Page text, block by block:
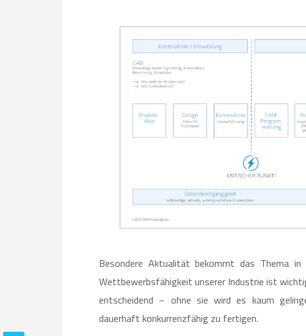
Besondere Aktualität bekommt das Thema
Wettbewerbsfähigkeit unserer Industrie ist
entscheidend – ohne sie wird es kaum
dauerhaft konkurrenzfähig zu fertigen.